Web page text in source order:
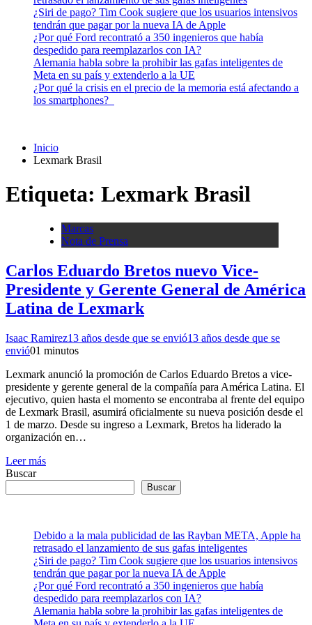
¿Siri de pago? Tim Cook sugiere que los usuarios intensivos
tendrán que pagar por la nueva IA de Apple
¿Por qué Ford recontrató a 350 ingenieros que había
despedido para reemplazarlos con IA?
Alemania habla sobre la prohibir las gafas inteligentes de
Meta en su país y extenderlo a la UE
¿Por qué la crisis en el precio de la memoria está afectando a
los smartphones?
Inicio
Lexmark Brasil
Etiqueta: Lexmark Brasil
Marcas
Nota de Prensa
Carlos Eduardo Bretos nuevo Vice-
Presidente y Gerente General de América
Latina de Lexmark
Isaac Ramirez13 años desde que se envió13 años desde que se
envió01 minutos
Lexmark anunció la promoción de Carlos Eduardo Bretos a vice-
presidente y gerente general de la compañía para América Latina. El
ejecutivo, quien hasta el momento se encontraba al frente del equipo
de Lexmark Brasil, asumirá oficialmente su nueva posición desde el
1 de marzo. Desde su ingreso a Lexmark, Bretos ha liderado la
organización en…
Leer más
Buscar
Buscar
Debido a la mala publicidad de las Rayban META, Apple ha
retrasado el lanzamiento de sus gafas inteligentes
¿Siri de pago? Tim Cook sugiere que los usuarios intensivos
tendrán que pagar por la nueva IA de Apple
¿Por qué Ford recontrató a 350 ingenieros que había
despedido para reemplazarlos con IA?
Alemania habla sobre la prohibir las gafas inteligentes de